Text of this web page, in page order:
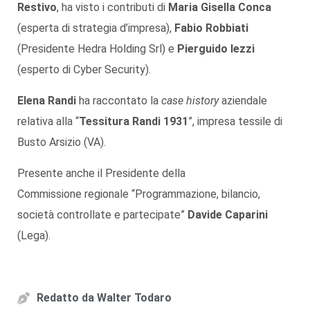
Restivo, ha visto i contributi di Maria Gisella Conca
(esperta di strategia d’impresa), Fabio Robbiati
(Presidente Hedra Holding Srl) e Pierguido Iezzi
(esperto di Cyber Security).
Elena Randi ha raccontato la case historyaziendale
relativa alla “Tessitura Randi 1931 ”, impresa tessile di
Busto Arsizio (VA).
Presente anche il Presidente della
Commissione regionale “Programmazione, bilancio,
società controllate e partecipate” Davide Caparini
(Lega).
Redatto da Walter Todaro